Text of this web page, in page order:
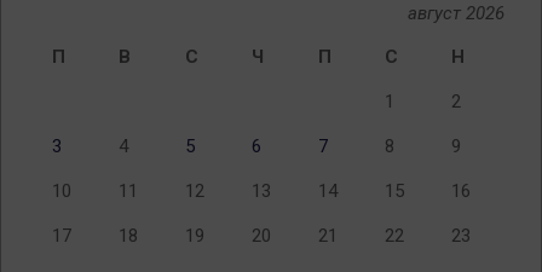
август 2026
П
В С Ч П С Н
1 2
3 4 5 6 7 8 9
10 11 12 13 14 15 16
17 18 19 20 21 22 23